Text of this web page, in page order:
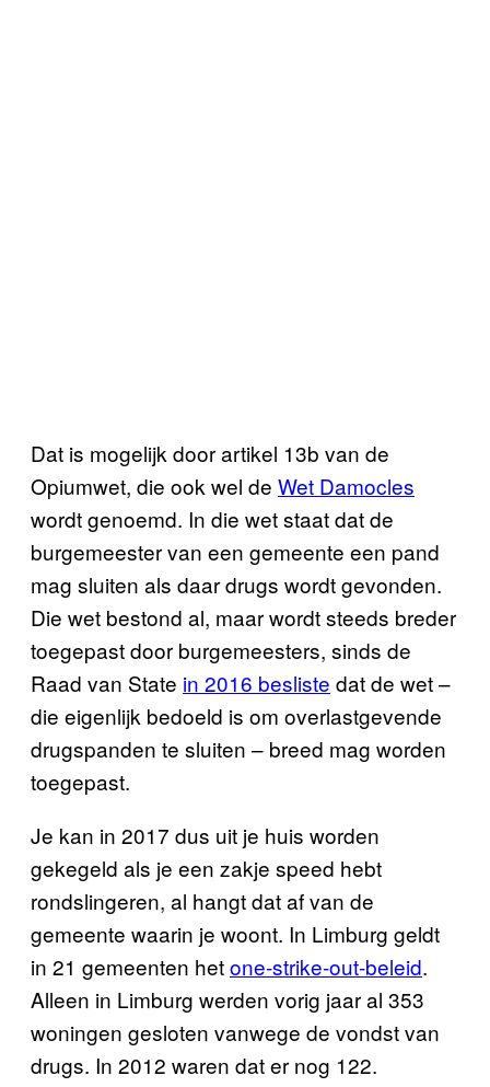
Dat is mogelijk door artikel 13b van de
Opiumwet, die ook wel de Wet Damocles
wordt genoemd. In die wet staat dat de
burgemeester van een gemeente een pand
mag sluiten als daar drugs wordt gevonden.
Die wet bestond al, maar wordt steeds breder
toegepast door burgemeesters, sinds de
Raad van State in 2016 besliste dat de wet –
die eigenlijk bedoeld is om overlastgevende
drugspanden te sluiten – breed mag worden
toegepast.
Je kan in 2017 dus uit je huis worden
gekegeld als je een zakje speed hebt
rondslingeren, al hangt dat af van de
gemeente waarin je woont. In Limburg geldt
in 21 gemeenten hetone-strike-out-beleid.
Alleen in Limburg werden vorig jaar al 353
woningen gesloten vanwege de vondst van
drugs. In 2012 waren dat er nog 122.